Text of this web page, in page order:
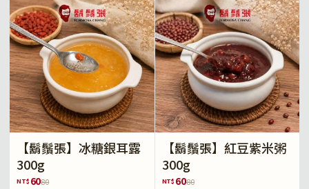
【鬍鬚張】冰糖銀耳露
300g
NT$ 6080
【鬍鬚張】紅豆紫米粥
300g
NT$ 6080